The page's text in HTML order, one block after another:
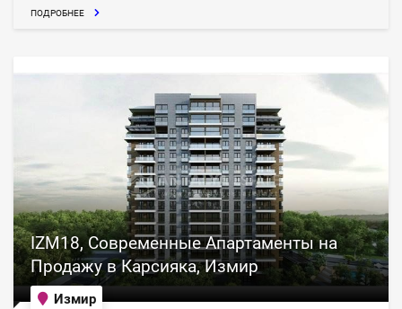
ПОДРОБНЕЕ
Измир
IZM18, Современные Апартаменты на
Продажу в Карсияка, Измир